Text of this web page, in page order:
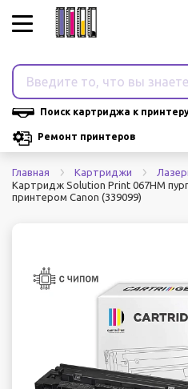
Поиск картриджа к
Ремонт принтеров
Главная Картриджи
Картридж Solution Print 067HM
принтером Canon (339099)